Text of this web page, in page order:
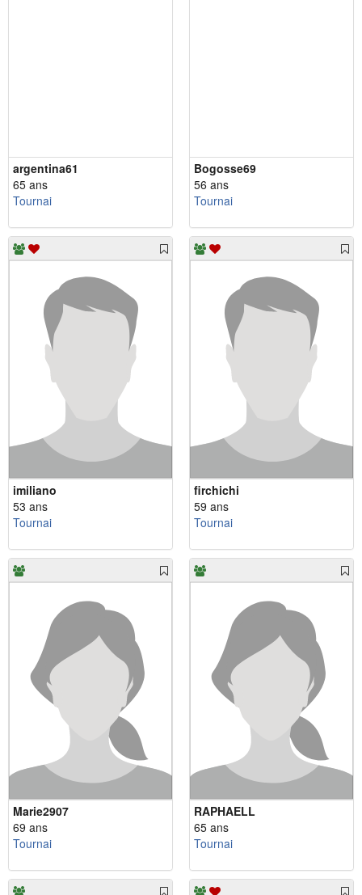
argentina61
65 ans
Tournai
Bogosse69
56 ans
Tournai
imiliano
53 ans
Tournai
firchichi
59 ans
Tournai
Marie2907
69 ans
Tournai
RAPHAELL
65 ans
Tournai